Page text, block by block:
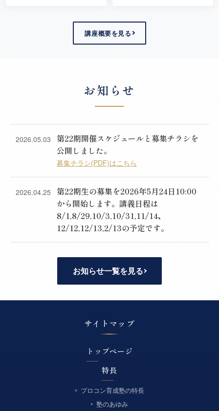
講座概要を見る
お知らせ
2026.05.03
第22期開催スケジュールと募集チラシを
公開しました。
募集チラシ(PDF)はこちら
2026.04.25
第22期生の募集を2026年5月24日10:00
から開始します。講義日程は
8/1,8/29,10/3,10/31,11/14､
12/12,12/13,2/13の予定です。
お知らせ一覧を見る
サイトマップ
トップページ
特長
プロコン育成塾の特長
塾のあゆみ